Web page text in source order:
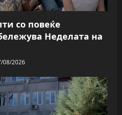
со повеќе
Неделата на
08/2026